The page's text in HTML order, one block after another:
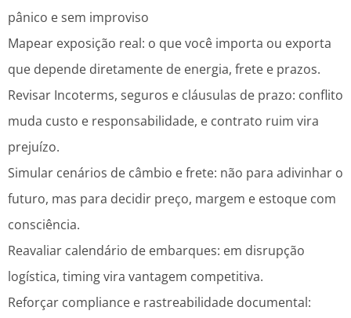
pânico e sem improviso
Mapear exposição real: o que você importa ou exporta
que depende diretamente de energia, frete e prazos.
Revisar Incoterms, seguros e cláusulas de prazo: conflito
muda custo e responsabilidade, e contrato ruim vira
prejuízo.
Simular cenários de câmbio e frete: não para adivinhar o
futuro, mas para decidir preço, margem e estoque com
consciência.
Reavaliar calendário de embarques: em disrupção
logística, timing vira vantagem competitiva.
Reforçar compliance e rastreabilidade documental: